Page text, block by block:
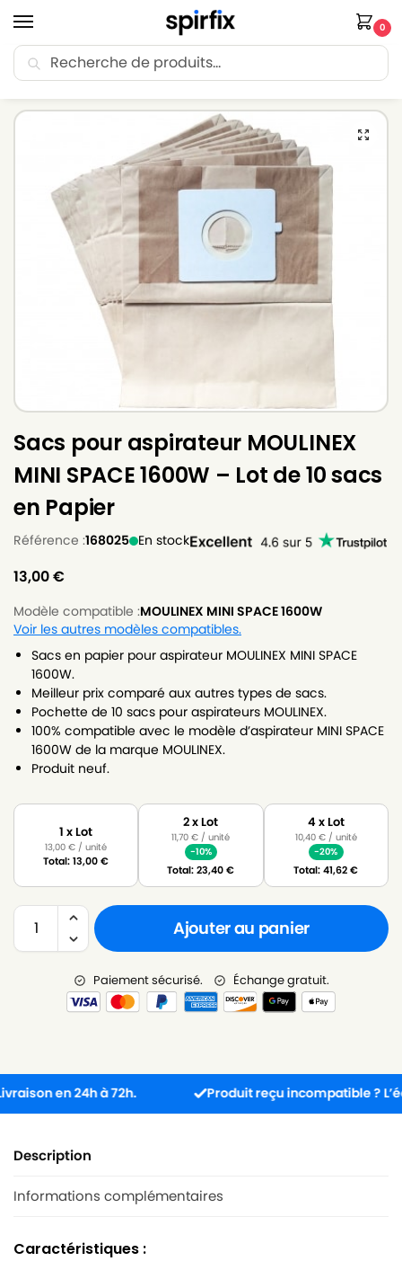
0
🚚 Livraison Point Relais offerte dès 30€ d’achat.
Sacs pour aspirateur MOULINEX
MINI SPACE 1600W – Lot de 10 sacs
en Papier
Référence :168025 En stock
13,00€
Modèle compatible :MOULINEX MINI SPACE 1600W
Voir les autres modèles compatibles.
Sacs en papier pour aspirateur MOULINEX MINI SPACE
1600W.
Meilleur prix comparé aux autres types de sacs.
Pochette de 10 sacs pour aspirateurs MOULINEX.
100% compatible avec le modèle d’aspirateur MINI SPACE
1600W de la marque MOULINEX.
Produit neuf.
1 x Lot
13,00€ / unité
Total:13,00€
2 x Lot
11,70€ / unité
-10%
Total:23,40€
4 x Lot
10,40 €/ unité
-20%
Total:41,62€
Ajouter au panier
Paiement sécurisé. Échange gratuit.
en 24h à 72h. Produit reçu incompatible ?
Description
Informations complémentaires
Caractéristiques :